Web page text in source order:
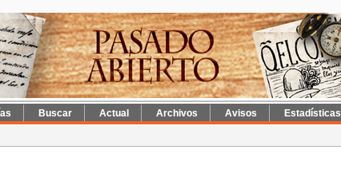
Buscar Actual Archivos Avisos Estadísticas